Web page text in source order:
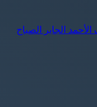
الجابر الصباح